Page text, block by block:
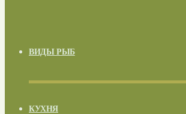
ВИДЫ РЫБ
КУХНЯ